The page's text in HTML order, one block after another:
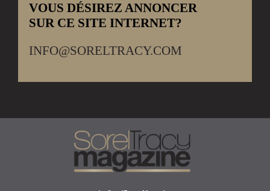
VOUS DÉSIREZ ANNONCER
SUR CE SITE INTERNET?
INFO@SORELTRACY.COM